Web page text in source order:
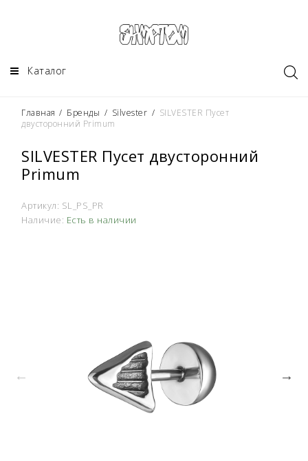
Каталог
Главная / Бренды / Silvester / SILVESTER Пусет
двусторонний Primum
SILVESTER Пусет двусторонний
Primum
Артикул: SL_PS_PR
Наличие: Есть в наличии